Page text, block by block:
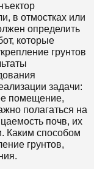
в отмостках или
определить
которые
грунтов
задачи:
помещение,
полагаться на
почв, их
Каким способом
грунтов,